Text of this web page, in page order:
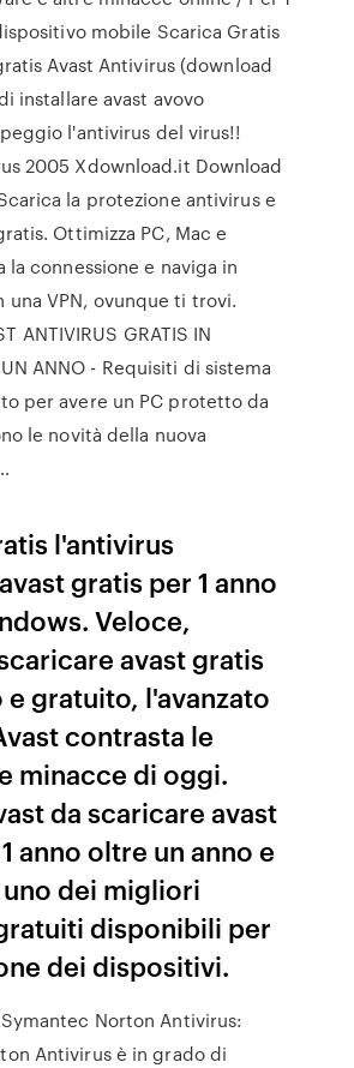
mobile Scarica Gratis
Avast Antivirus (download
installare avast avovo
l'antivirus del virus!!
2005 Xdownload.it Download
la protezione antivirus e
Ottimizza PC, Mac e
connessione e naviga in
una VPN, ovunque ti trovi.
ANTIVIRUS GRATIS IN
UN ANNO - Requisiti di sistema
per avere un PC protetto da
le novità della nuova
l'antivirus
gratis per 1 anno
Veloce,
avast gratis
e gratuito, l'avanzato
contrasta le
minacce di oggi.
da scaricare avast
anno oltre un anno e
dei migliori
disponibili per
dei dispositivi.
Norton Antivirus:
Antivirus è in grado di